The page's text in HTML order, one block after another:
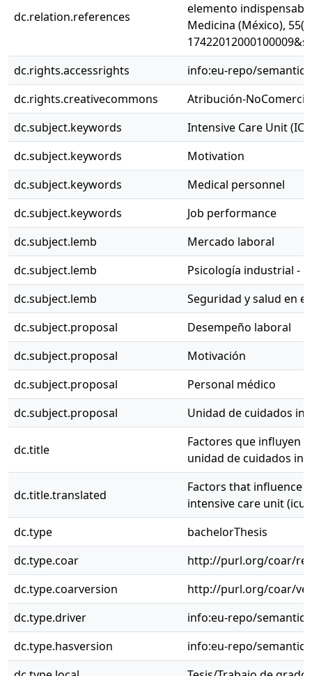
dc.relation.references
elemento
Medicina (México),
dc.rights.accessrights
info:eu-repo/
dc.rights.creativecommons
Atribución-
dc.subject.keywords
Intensive Care Unit
dc.subject.keywords
Motivation
dc.subject.keywords
Medical personnel
dc.subject.keywords
Job performance
dc.subject.lemb
Mercado laboral
dc.subject.lemb
Psicología industrial -
dc.subject.lemb
Seguridad y salud en
dc.subject.proposal
Desempeño laboral
dc.subject.proposal
Motivación
dc.subject.proposal
Personal médico
dc.subject.proposal
Unidad de cuidados
dc.title
Factores que influyen
unidad de cuidados
dc.title.translated
Factors that influence
intensive care unit
dc.type
bachelorThesis
dc.type.coar
http://purl.org/coar/
dc.type.coarversion
http://purl.org/coar/
dc.type.driver
info:eu-repo/
dc.type.hasversion
info:eu-repo/